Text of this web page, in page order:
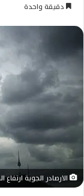
ب
ي
د
ا
إ
ك
ت
ر
و
دقيقة واحدة
الارصادر الجوية